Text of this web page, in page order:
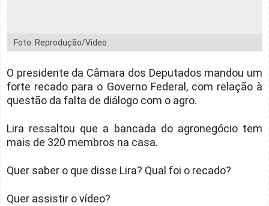
Foto: Reprodução/Vídeo
O presidente da Câmara dos Deputados mandou um
forte recado para o Governo Federal, com relação à
questão da falta de diálogo com o agro.
Lira ressaltou que a bancada do agronegócio tem
mais de 320 membros na casa.
Quer saber o que disse Lira? Qual foi o recado?
Quer assistir o vídeo?